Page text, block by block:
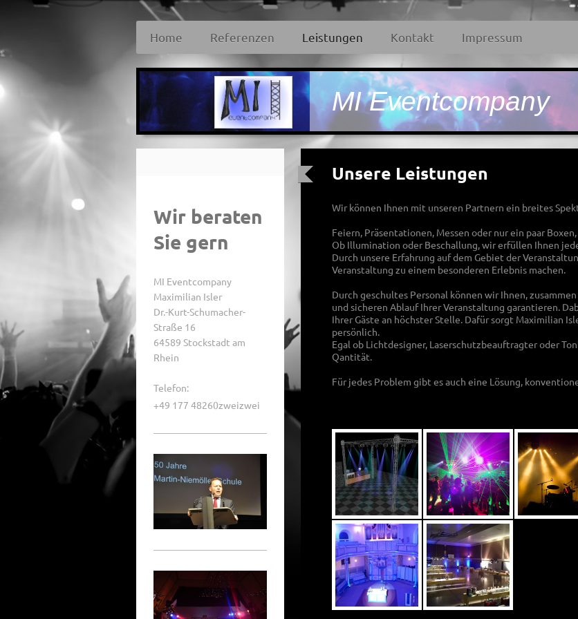
Home Referenzen Leistungen Kontakt Impressum
MI Eventcompany
Unsere Leistungen
Wir können Ihnen mit unseren Partnern ein breites
Feiern, Präsentationen, Messen oder nur ein paar
Ob Illumination oder Beschallung, wir erfüllen Ihnen
Durch unsere Erfahrung auf dem Gebiet der
Veranstaltung zu einem besonderen Erlebnis machen.
Durch geschultes Personal können wir Ihnen,
und sicheren Ablauf Ihrer Veranstaltung garantieren.
Ihrer Gäste an höchster Stelle. Dafür sorgt Maximilian
persönlich.
Egal ob Lichtdesigner, Laserschutzbeauftragter oder
Qantität.
Für jedes Problem gibt es auch eine Lösung,
Wir beraten
Sie gern
MI Eventcompany
Maximilian Isler
Dr.-Kurt-Schumacher-
Straße 16
64589 Stockstadt am
Rhein
Telefon:
+49 177 48260zweizwei